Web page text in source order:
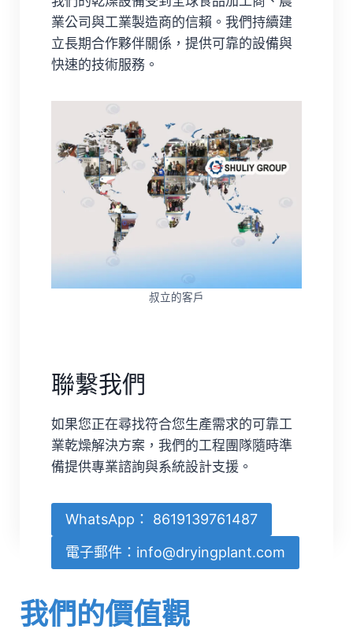
業公司與工業製造商的信賴。我們持續建
立長期合作夥伴關係，提供可靠的設備與
快速的技術服務。
叔立的客戶
聯繫我們
如果您正在尋找符合您生產需求的可靠工
業乾燥解決方案，我們的工程團隊隨時準
備提供專業諮詢與系統設計支援。
WhatsApp： 8619139761487
電子郵件：info@dryingplant.com
我們的價值觀